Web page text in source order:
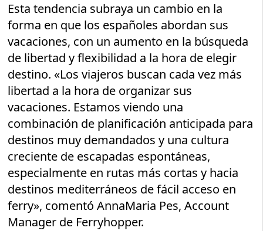
Esta tendencia subraya un cambio en la
forma en que los españoles abordan sus
vacaciones, con un aumento en la búsqueda
de libertad y flexibilidad a la hora de elegir
destino. «Los viajeros buscan cada vez más
libertad a la hora de organizar sus
vacaciones. Estamos viendo una
combinación de planificación anticipada para
destinos muy demandados y una cultura
creciente de escapadas espontáneas,
especialmente en rutas más cortas y hacia
destinos mediterráneos de fácil acceso en
ferry», comentó AnnaMaria Pes, Account
Manager de Ferryhopper.